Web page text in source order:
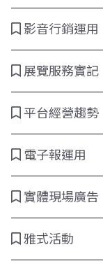
影音行銷運用
展覽服務實記
平台經營趨勢
電子報運用
實體現場廣告
雅式活動